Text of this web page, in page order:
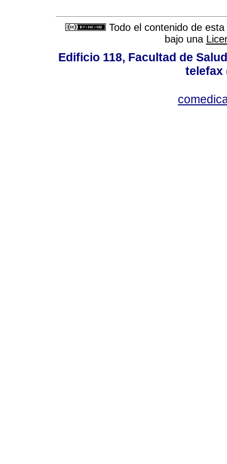
Todo el contenido de
bajo una
Edificio 118, Facultad de
telefax